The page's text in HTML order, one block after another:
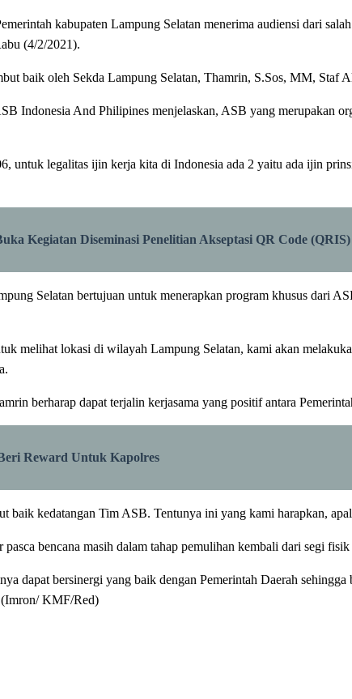
kabupaten Lampung Selatan menerima audiensi dari
(4/2/2021).
baik oleh Sekda Lampung Selatan, Thamrin, S.Sos, MM,
Indonesia And Philipines menjelaskan, ASB yang merupakan
untuk legalitas ijin kerja kita di Indonesia ada 2 yaitu ada ijin
Kegiatan Diseminasi Penelitian Akseptasi QR Code (QRIS)
Selatan bertujuan untuk menerapkan program khusus dari
melihat lokasi di wilayah Lampung Selatan, kami akan
berharap dapat terjalin kerjasama yang positif antara
Reward Untuk Kapolres
baik kedatangan Tim ASB. Tentunya ini yang kami harapkan,
bencana masih dalam tahap pemulihan kembali dari segi
dapat bersinergi yang baik dengan Pemerintah Daerah
(Imron/ KMF/Red)